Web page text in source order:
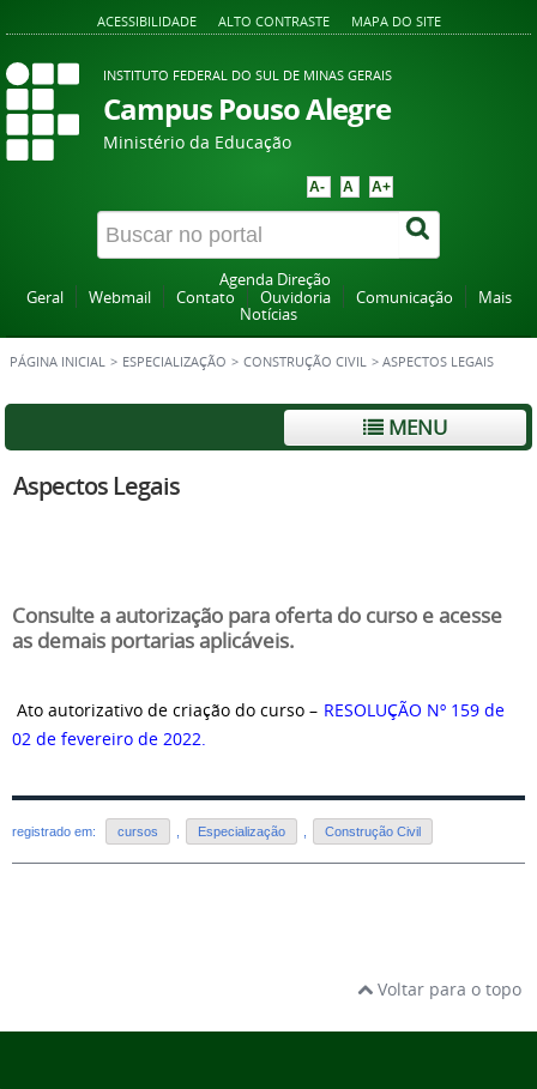
ACESSIBILIDADE ALTO CONTRASTE MAPA DO SITE
INSTITUTO FEDERAL DO SUL DE MINAS GERAIS
Campus Pouso Alegre
Ministério da Educação
A- A A+
Agenda Direção
Geral
Webmail Contato Ouvidoria Comunicação
Mais
Notícias
PÁGINA INICIAL > ESPECIALIZAÇÃO > CONSTRUÇÃO CIVIL > ASPECTOS LEGAIS
MENU
Aspectos Legais
Consulte a autorização para oferta do curso e acesse
as demais portarias aplicáveis.
Ato autorizativo de criação do curso – RESOLUÇÃO Nº 159 de
02 de fevereiro de 2022.
registrado em: cursos Especialização Construção Civil
Voltar para o topo